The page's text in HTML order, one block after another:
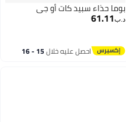
بوما حذاء سبيد كات أو جي
د.ب‏61.11
احصل عليه خلال 15 - 16